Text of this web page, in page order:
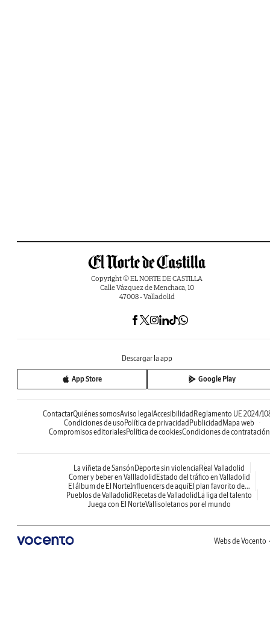
Copyright © EL NORTE DE CASTILLA
Calle Vázquez de Menchaca, 10
47008 - Valladolid
Descargar la app
App Store Google Play
ContactarQuiénes somosAviso legalAccesibilidadReglamento UE 2024/
Condiciones de usoPolítica de privacidadPublicidadMapa web
Compromisos editorialesPolítica de cookiesCondiciones de contratación
La viñeta de SansónDeporte sin violenciaReal Valladolid
Comer y beber en VallladolidEstado del tráfico en Valladolid
El álbum de El NorteInfluencers de aquíEl plan favorito de...
Pueblos de ValladolidRecetas de ValladolidLa liga del talento
Juega con El NorteVallisoletanos por el mundo
Webs de Vocento